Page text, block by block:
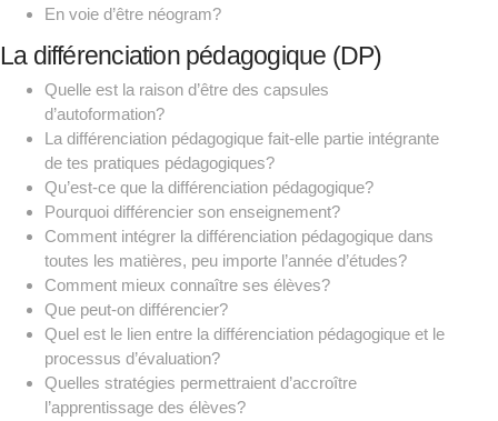
En voie d’être néogram?
La différenciation pédagogique (DP)
Quelle est la raison d’être des capsules
d’autoformation?
La différenciation pédagogique fait-elle partie intégrante
de tes pratiques pédagogiques?
Qu’est-ce que la différenciation pédagogique?
Pourquoi différencier son enseignement?
Comment intégrer la différenciation pédagogique dans
toutes les matières, peu importe l’année d’études?
Comment mieux connaître ses élèves?
Que peut-on différencier?
Quel est le lien entre la différenciation pédagogique et le
processus d’évaluation?
Quelles stratégies permettraient d’accroître
l’apprentissage des élèves?